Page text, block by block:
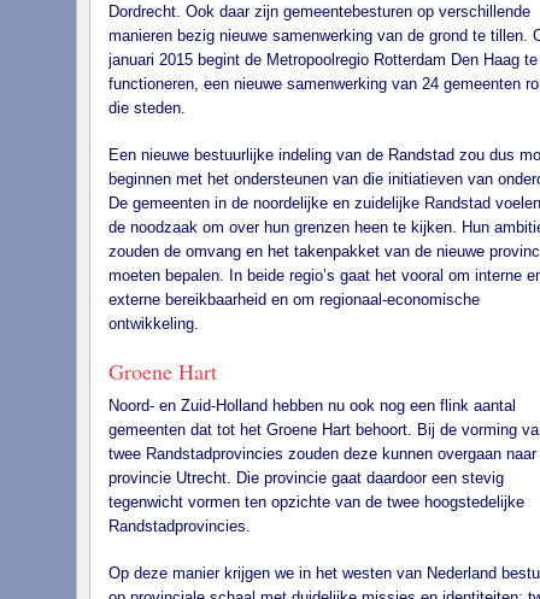
Dordrecht. Ook daar zijn gemeentebesturen op verschillende
manieren bezig nieuwe samenwerking van de grond te tillen.
januari 2015 begint de Metropoolregio Rotterdam Den Haag te
functioneren, een nieuwe samenwerking van 24 gemeenten
die steden.
Een nieuwe bestuurlijke indeling van de Randstad zou dus
beginnen met het ondersteunen van die initiatieven van
De gemeenten in de noordelijke en zuidelijke Randstad
de noodzaak om over hun grenzen heen te kijken. Hun
zouden de omvang en het takenpakket van de nieuwe
moeten bepalen. In beide regio’s gaat het vooral om interne
externe bereikbaarheid en om regionaal-economische
ontwikkeling.
Groene Hart
Noord- en Zuid-Holland hebben nu ook nog een flink aantal
gemeenten dat tot het Groene Hart behoort. Bij de vorming
twee Randstadprovincies zouden deze kunnen overgaan naar
provincie Utrecht. Die provincie gaat daardoor een stevig
tegenwicht vormen ten opzichte van de twee hoogstedelijke
Randstadprovincies.
Op deze manier krijgen we in het westen van Nederland